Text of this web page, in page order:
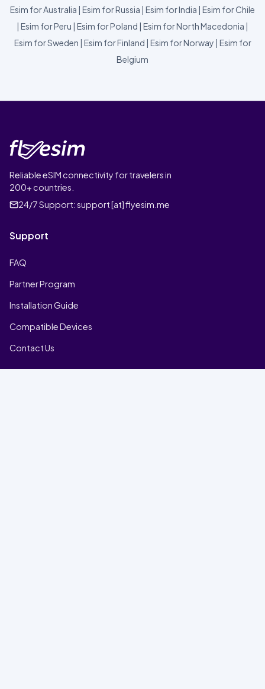
Esim for Australia | Esim for Russia | Esim for India | Esim for Chile
| Esim for Peru | Esim for Poland | Esim for North Macedonia |
Esim for Sweden | Esim for Finland | Esim for Norway | Esim for
Belgium
Reliable eSIM connectivity for travelers in
200+ countries.
24/7 Support:support [at] flyesim.me
Support
FAQ
Partner Program
Installation Guide
Compatible Devices
Contact Us